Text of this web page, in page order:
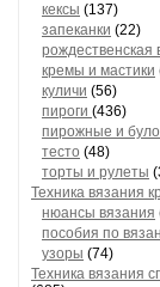
кексы (137)
запеканки (22)
рождественская
кремы и мастики
куличи (56)
пироги (436)
пирожные и
тесто (48)
торты и рулеты
Техника вязания
нюансы вязания
пособия по
узоры (74)
Техника вязания